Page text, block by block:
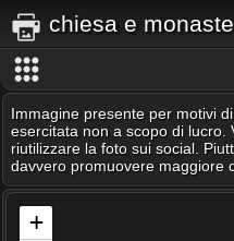
chiesa e
Immagine presente per motivi
esercitata non a scopo di lucro.
riutilizzare la foto sui social.
davvero promuovere maggiore
+